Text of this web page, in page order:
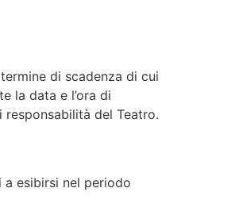
di scadenza di cui
la data e l’ora di
del Teatro.
esibirsi nel periodo